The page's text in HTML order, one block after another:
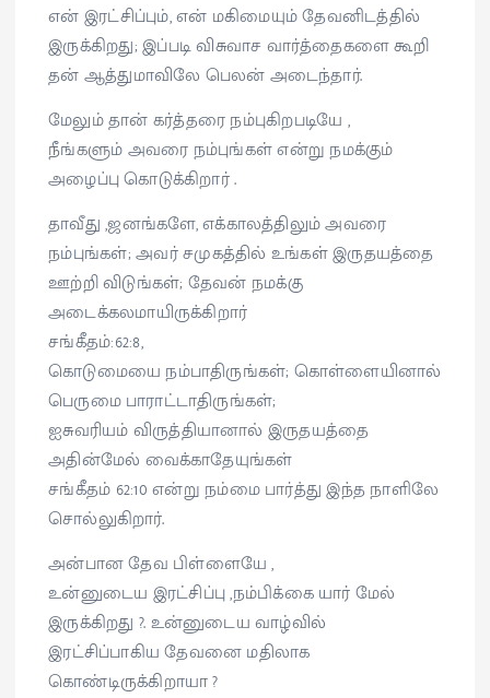
என் இரட்சிப்பும், என் மகிமையும் தேவனிடத்தில்
இருக்கிறது; இப்படி விசுவாச வார்த்தைகளை கூறி
தன் ஆத்துமாவிலே பெலன் அடைந்தார்.
மேலும் தான் கர்த்தரை நம்புகிறபடியே ,
நீங்களும் அவரை நம்புங்கள் என்று நமக்கும்
அழைப்பு கொடுக்கிறார் .
தாவீது ,ஜனங்களே, எக்காலத்திலும் அவரை
நம்புங்கள்; அவர் சமுகத்தில் உங்கள் இருதயத்தை
ஊற்றி விடுங்கள்; தேவன் நமக்கு
அடைக்கலமாயிருக்கிறார்
சங்கீதம்:62:8,
கொடுமையை நம்பாதிருங்கள்; கொள்ளையினால்
பெருமை பாராட்டாதிருங்கள்;
ஐசுவரியம் விருத்தியானால் இருதயத்தை
அதின்மேல் வைக்காதேயுங்கள்
சங்கீதம் 62:10 என்று நம்மை பார்த்து இந்த நாளிலே
சொல்லுகிறார்.
அன்பான தேவ பிள்ளையே ,
உன்னுடைய இரட்சிப்பு ,நம்பிக்கை யார் மேல்
இருக்கிறது ?. உன்னுடைய வாழ்வில்
இரட்சிப்பாகிய தேவனை மதிலாக
கொண்டிருக்கிறாயா ?